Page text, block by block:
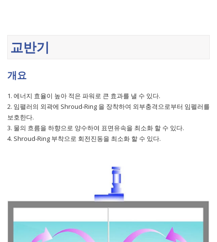
교반기
개요
1. 에너지 효율이 높아 적은 파워로 큰 효과를 낼 수 있다.
2. 임팰러의 외곽에 Shroud-Ring 을 장착하여 외부충격으로부터 임펠러를
보호한다.
3. 물의 흐름을 하향으로 양수하여 표면유속을 최소화 할 수 있다.
4. Shroud-Ring 부착으로 회전진동을 최소화 할 수 있다.